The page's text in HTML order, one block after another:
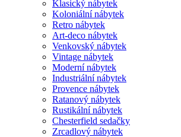
Klasický nábytek
Koloniální nábytek
Retro nábytek
Art-deco nábytek
Venkovský nábytek
Vintage nábytek
Moderní nábytek
Industriální nábytek
Provence nábytek
Ratanový nábytek
Rustikální nábytek
Chesterfield sedačky
Zrcadlový nábytek